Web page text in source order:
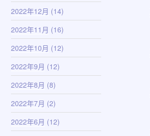
2022年12月 (14)
2022年11月 (16)
2022年10月 (12)
2022年9月 (12)
2022年8月 (8)
2022年7月 (2)
2022年6月 (12)